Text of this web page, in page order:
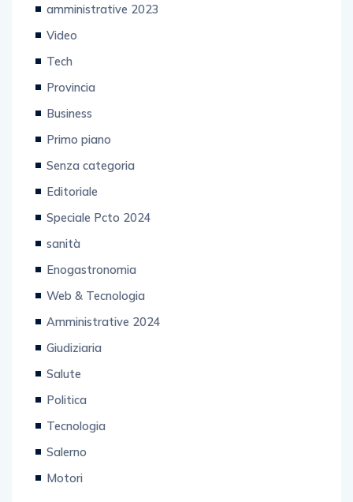
amministrative 2023
Video
Tech
Provincia
Business
Primo piano
Senza categoria
Editoriale
Speciale Pcto 2024
sanità
Enogastronomia
Web & Tecnologia
Amministrative 2024
Giudiziaria
Salute
Politica
Tecnologia
Salerno
Motori